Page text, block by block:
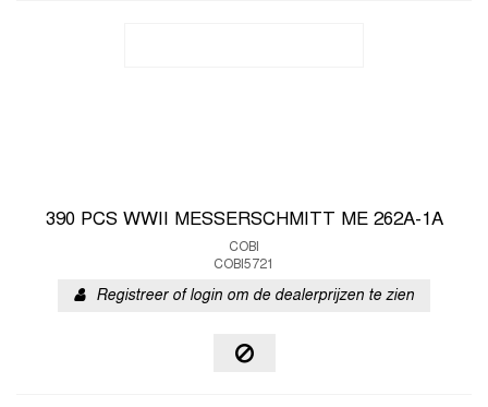
390 PCS WWII MESSERSCHMITT ME 262A-1A
COBI
COBI5721
Registreer of login om de dealerprijzen te zien